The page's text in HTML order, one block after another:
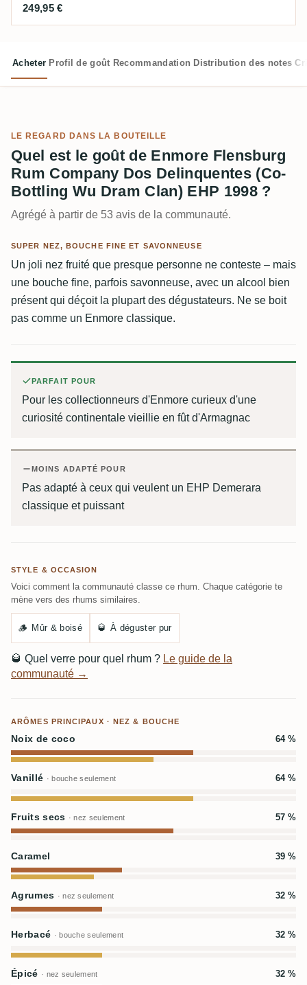
249,95 €
Acheter Profil de goût Recommandation Distribution des notes
LE REGARD DANS LA BOUTEILLE
Quel est le goût de Enmore Flensburg
Rum Company Dos Delinquentes (Co-
Bottling Wu Dram Clan) EHP 1998 ?
Agrégé à partir de 53 avis de la communauté.
SUPER NEZ, BOUCHE FINE ET SAVONNEUSE
Un joli nez fruité que presque personne ne conteste – mais
une bouche fine, parfois savonneuse, avec un alcool bien
présent qui déçoit la plupart des dégustateurs. Ne se boit
pas comme un Enmore classique.
PARFAIT POUR
Pour les collectionneurs d'Enmore curieux d'une
curiosité continentale vieillie en fût d'Armagnac
MOINS ADAPTÉ POUR
Pas adapté à ceux qui veulent un EHP Demerara
classique et puissant
STYLE & OCCASION
Voici comment la communauté classe ce rhum. Chaque catégorie te
mène vers des rhums similaires.
🪵 Mûr & boisé 🥃 À déguster pur
🥃 Quel verre pour quel rhum ? Le guide de la
communauté →
ARÔMES PRINCIPAUX · NEZ & BOUCHE
Noix de coco 64 %
Vanillé · bouche seulement 64 %
Fruits secs · nez seulement 57 %
Caramel 39 %
Agrumes · nez seulement 32 %
Herbacé · bouche seulement 32 %
Épicé · nez seulement 32 %